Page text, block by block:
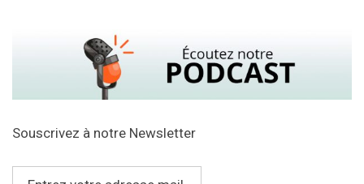
Souscrivez à notre Newsletter